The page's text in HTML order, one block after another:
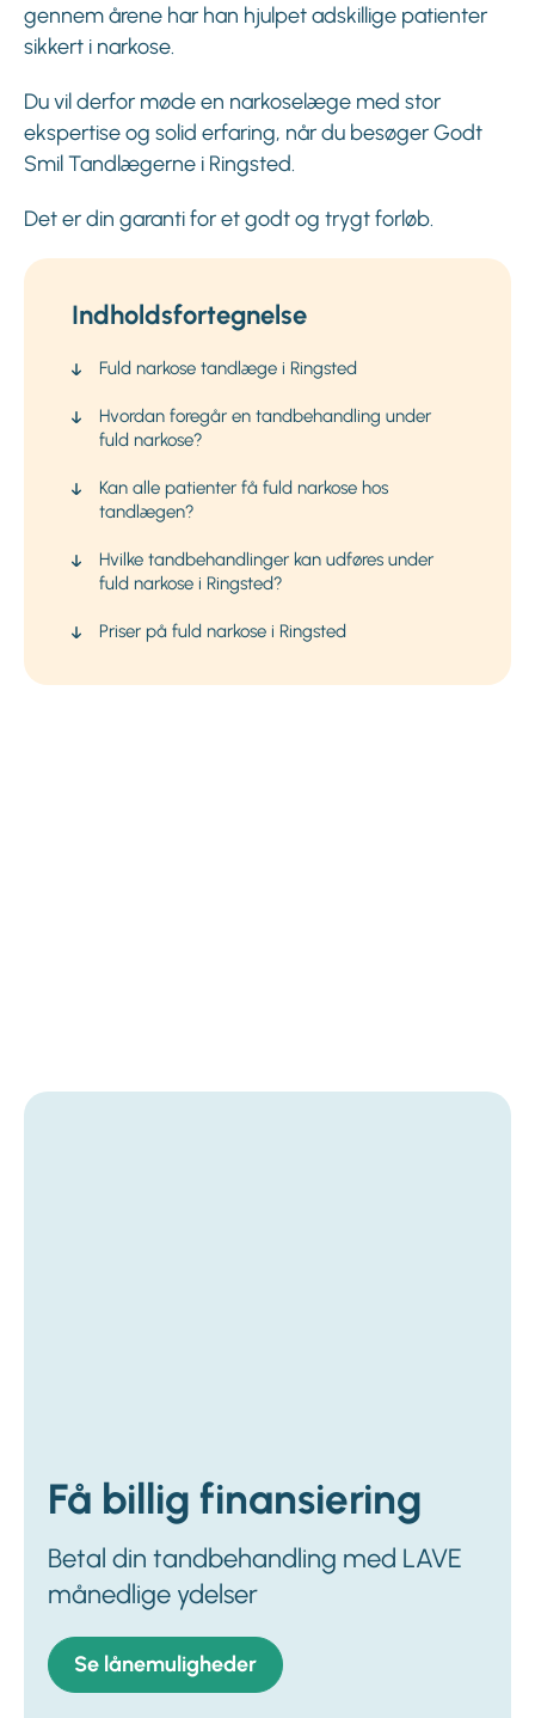
gennem årene har han hjulpet adskillige patienter
sikkert i narkose.
Du vil derfor møde en narkoselæge med stor
ekspertise og solid erfaring, når du besøger Godt
Smil Tandlægerne i Ringsted.
Det er din garanti for et godt og trygt forløb.
Indholdsfortegnelse
Fuld narkose tandlæge i Ringsted
Hvordan foregår en tandbehandling under
fuld narkose?
Kan alle patienter få fuld narkose hos
tandlægen?
Hvilke tandbehandlinger kan udføres under
fuld narkose i Ringsted?
Priser på fuld narkose i Ringsted
Få billig finansiering
Betal din tandbehandling med LAVE
månedlige ydelser
Se lånemuligheder